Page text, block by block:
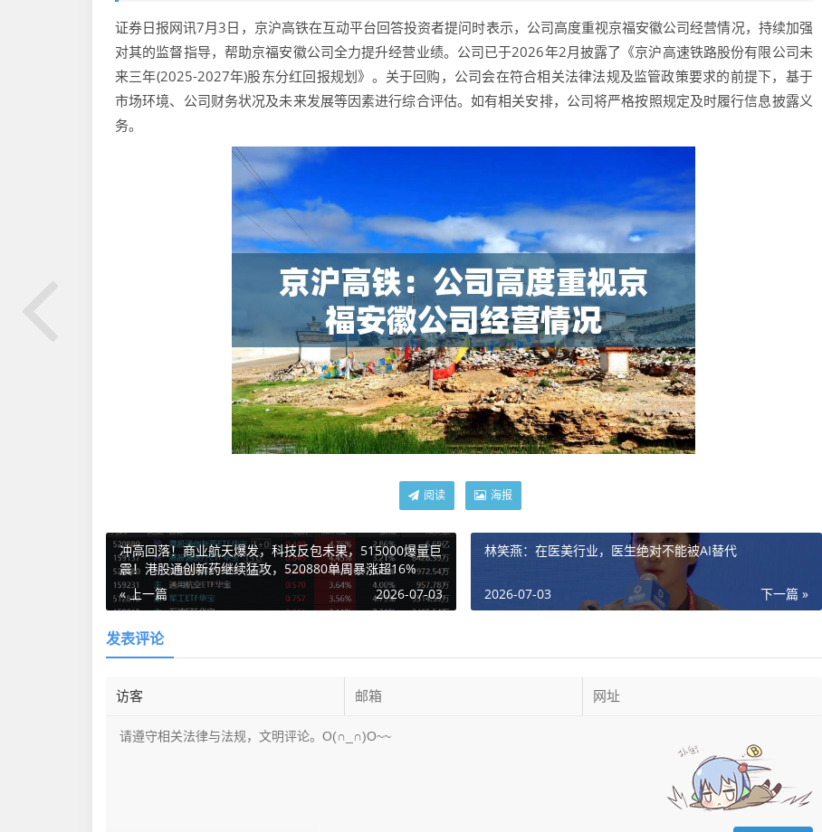
证券日报网讯7月3日，京沪高铁在互动平台回答投资者提问时表示，公司高度重视京福安徽公司经营情况，持续加强
对其的监督指导，帮助京福安徽公司全力提升经营业绩。公司已于2026年2月披露了《京沪高速铁路股份有限公司未
来三年(2025-2027年)股东分红回报规划》。关于回购，公司会在符合相关法律法规及监管政策要求的前提下，基于
市场环境、公司财务状况及未来发展等因素进行综合评估。如有相关安排，公司将严格按照规定及时履行信息披露义
务。
阅读 海报
冲高回落！商业航天爆发，科技反包未果，515000爆量巨
震！港股通创新药继续猛攻，520880单周暴涨超16%
« 上一篇
2026-07-03
林笑燕：在医美行业，医生绝对不能被AI替代
下一篇 »
2026-07-03
发表评论